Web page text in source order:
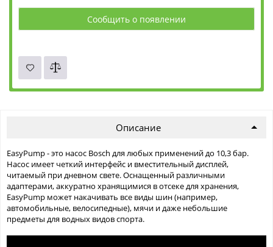
Сообщить о появлении
Описание
EasyPump - это насос Bosch для любых применений до 10,3 бар.
Насос имеет четкий интерфейс и вместительный дисплей,
читаемый при дневном свете. Оснащенный различными
адаптерами, аккуратно хранящимися в отсеке для хранения,
EasyPump может накачивать все виды шин (например,
автомобильные, велосипедные), мячи и даже небольшие
предметы для водных видов спорта.